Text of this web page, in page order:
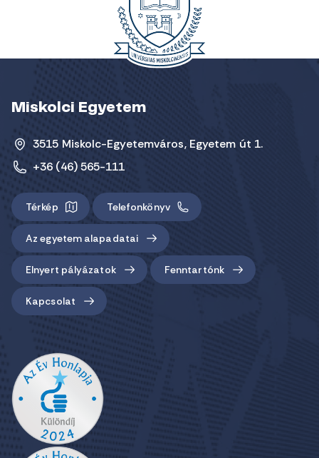
Miskolci Egyetem
3515 Miskolc-Egyetemváros, Egyetem út 1.
+36 (46) 565-111
Térkép Telefonkönyv
Az egyetem alapadatai
Elnyert pályázatok Fenntartónk
Kapcsolat